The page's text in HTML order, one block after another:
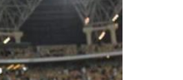
د
إ
ك